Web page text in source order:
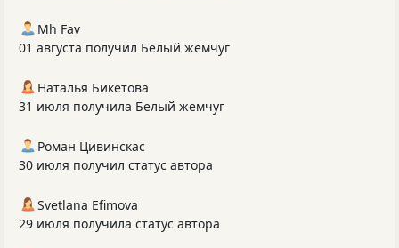
Mh Fav
01 августа получил Белый жемчуг
Наталья Бикетова
31 июля получила Белый жемчуг
Роман Цивинскас
30 июля получил статус автора
Svetlana Efimova
29 июля получила статус автора